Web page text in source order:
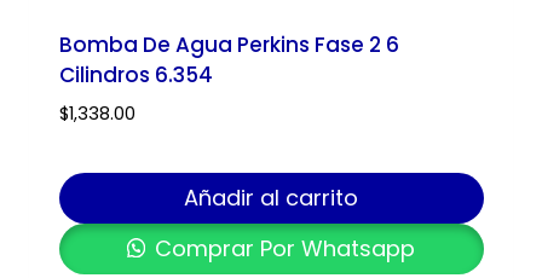
Bomba De Agua Perkins Fase 2 6
Cilindros 6.354
$1,338.00
Añadir al carrito
Comprar Por Whatsapp